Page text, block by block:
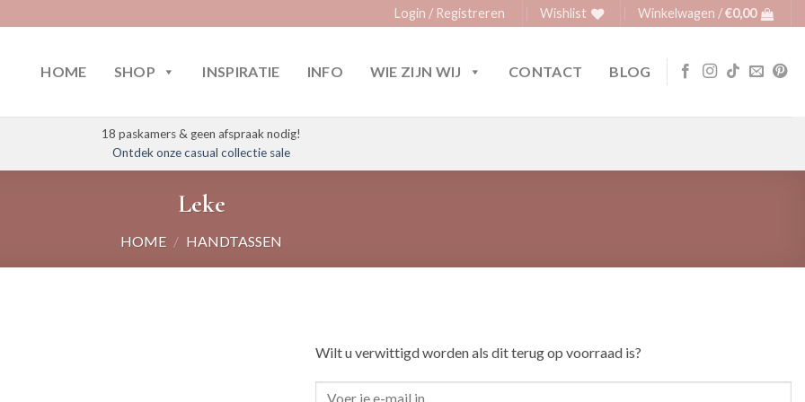
Login / Registreren Wishlist Winkelwagen /€0,00
HOME SHOP INSPIRATIE INFO WIE ZIJN WIJ CONTACT BLOG
18 paskamers & geen afspraak nodig!
Ontdek onze casual collectie sale
Leke
HOME / HANDTASSEN
Wilt u verwittigd worden als dit terug op voorraad is?